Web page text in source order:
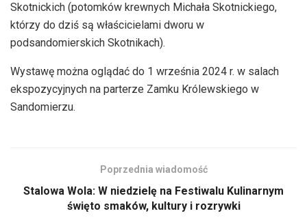
Skotnickich (potomków krewnych Michała Skotnickiego,
którzy do dziś są właścicielami dworu w
podsandomierskich Skotnikach).
Wystawę można oglądać do 1 września 2024 r. w salach
ekspozycyjnych na parterze Zamku Królewskiego w
Sandomierzu.
Poprzednia wiadomość
Stalowa Wola: W niedzielę na Festiwalu Kulinarnym
święto smaków, kultury i rozrywki